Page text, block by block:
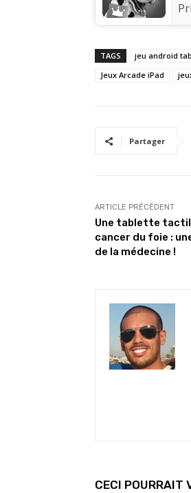
TAGS jeu android
Jeux Arcade iPad
Partager
ARTICLE PRÉCÉDENT
Une tablette
cancer du foie :
de la médecine !
CECI POURRAIT